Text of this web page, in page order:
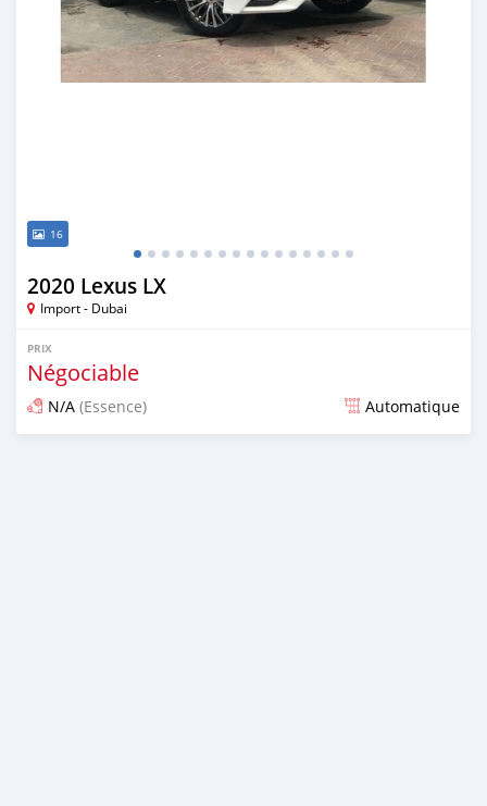
16
2020 Lexus LX
Import - Dubai
PRIX
Négociable
N/A (Essence) Automatique